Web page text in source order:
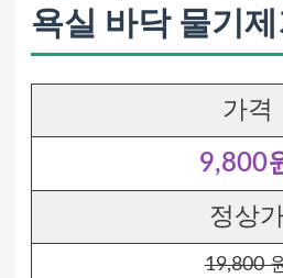
욕실 바닥 물기제
가격
9,800
정상
19,800